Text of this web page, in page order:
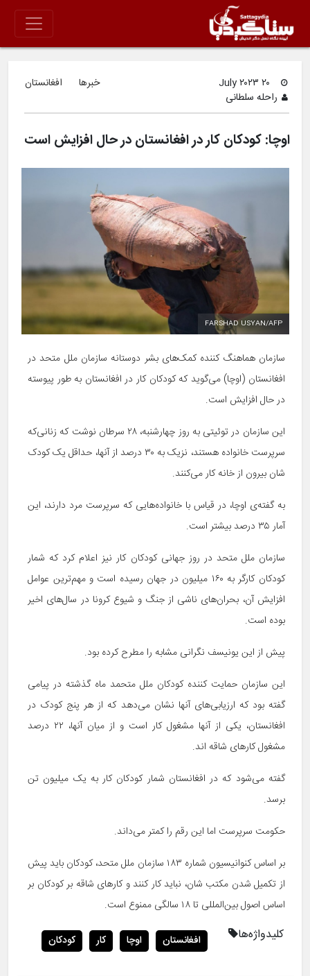
راحله سلطانی
خبرها افغانستان
اوچا: کودکان کار در افغانستان در حال افزایش است
FARSHAD USYAN/AFP
سازمان هماهنگ کننده کمک‌های بشر دوستانه سازمان ملل متحد در
افغانستان (اوچا) می‌گوید که کودکان کار در افغانستان به طور پیوسته
در حال افزایش است.
این سازمان در توئیتی به روز چهارشنبه، ۲۸ سرطان نوشت که زنانی‌که
سرپرست خانواده هستند، نزیک به ۳۰ درصد از آنها، حداقل یک کودک‌
شان بیرون از خانه کار می‌کنند.
به گفته‌ی اوچا، در قیاس با خانواده‌هایی که سرپرست مرد دارند، این
آمار ۳۵ درصد بیشتر است.
سازمان ملل متحد در روز جهانی کودکان کار نیز اعلام کرد که شمار
کودکان کارگر به ۱۶۰ میلیون در جهان رسیده است و مهم‌ترین عوامل
افزایش آن، بحران‌های ناشی از جنگ و شیوع کرونا در سال‌های اخیر
بوده است.
پیش از این یونیسف نگرانی مشابه را مطرح کرده بود.
این سازمان حمایت کننده کودکان ملل متحمد ماه گذشته در پیامی
گفته بود که ارزیابی‌های آنها نشان می‌دهد که از هر پنج کودک در
افغانستان، یکی از آنها مشغول کار است و از میان آنها، ۲۲ درصد
مشغول کار‌های شاقه اند.
گفته می‌شود که در افغانستان شمار کودکان کار به یک میلیون تن
برسد.
حکومت سرپرست اما این رقم را کمتر می‌داند.
بر اساس کنوانیسیون شماره ۱۸۳ سازمان ملل متحد، کودکان باید پیش
از تکمیل شدن مکتب شان، نباید کار کنند و کارهای شاقه بر کودکان بر
اساس اصول بین‌المللی تا ۱۸ سالگی ممنوع است.
کلیدواژه‌ها افغانستان اوچا کار کودکان